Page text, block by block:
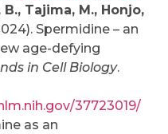
Tajima, M., Honjo,
Spermidine – an
age-defying
in Cell Biology.
37723019/
as an